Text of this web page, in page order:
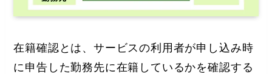
在籍確認とは、サービスの利用者が申し込み時
に申告した勤務先に在籍しているかを確認する